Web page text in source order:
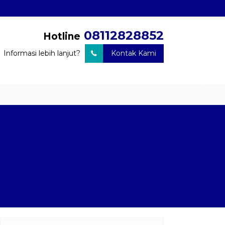
Hotline 08112828852
Informasi lebih lanjut? Kontak Kami